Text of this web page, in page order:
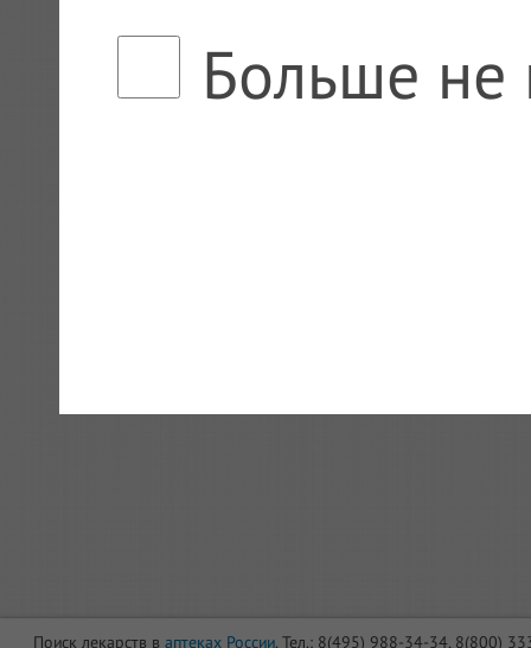
Поиск лекарств в аптеках России. Тел.: 8(495) 988-34-34, 8(800)
Больше не